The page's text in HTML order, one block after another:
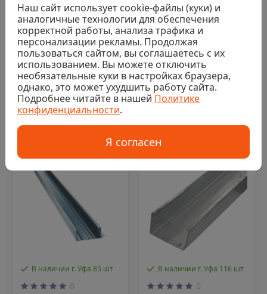
0
Профиль стоечный,
ПС 50х50х0,6мм, 3м
319 ₽/шт
Купить
0
Профиль стоечный,
ПС 100х50х0,45мм,
3м
339 ₽/шт
Купить
В наличии г. Уфа 85 шт
0
В наличии г. Уфа 116 шт
Код: 00-00012910
0
Наш сайт использует cookie-файлы (куки) и
аналогичные технологии для обеспечения
корректной работы, анализа трафика и
персонализации рекламы. Продолжая
пользоваться сайтом, вы соглашаетесь с их
использованием. Вы можете отключить
необязательные куки в настройках браузера,
однако, это может ухудшить работу сайта.
Подробнее читайте в нашей Политике
конфиденциальности.
Я согласен